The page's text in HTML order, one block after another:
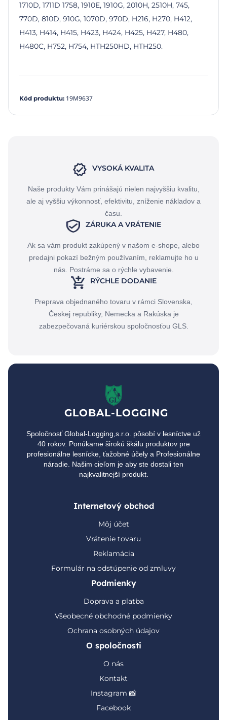
1710D, 1711D 1758, 1910E, 1910G, 2010H, 2510H, 745,
770D, 810D, 910G, 1070D, 970D, H216, H270, H412,
H413, H414, H415, H423, H424, H425, H427, H480,
H480C, H752, H754, HTH250HD, HTH250.
Kód produktu: 19M9637
VYSOKÁ KVALITA
Naše produkty Vám prinášajú nielen najvyššiu kvalitu,
ale aj vyššiu výkonnosť, efektivitu, zníženie nákladov a
času.
ZÁRUKA A VRÁTENIE
Ak sa vám produkt zakúpený v našom e-shope, alebo
predajni pokazí bežným používaním, reklamujte ho u
nás. Postráme sa o rýchle vybavenie.
RÝCHLE DODANIE
Preprava objednaného tovaru v rámci Slovenska,
Českej republiky, Nemecka a Rakúska je
zabezpečovaná kuriérskou spoločnosťou GLS.
GLOBAL-LOGGING
Spoločnosť Global-Logging,s.r.o. pôsobí v lesníctve už
40 rokov. Ponúkame širokú škálu produktov pre
profesionálne lesnícke, ťažobné účely a Profesionálne
náradie. Našim cieľom je aby ste dostali ten
najkvalitnejší produkt.
Internetový obchod
Môj účet
Vrátenie tovaru
Reklamácia
Formulár na odstúpenie od zmluvy
Podmienky
Doprava a platba
Všeobecné obchodné podmienky
Ochrana osobných údajov
O spoločnosti
O nás
Kontakt
Instagram 📸
Facebook